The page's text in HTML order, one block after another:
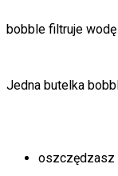
bobble filtruje
Jedna butelka
oszczędzasz